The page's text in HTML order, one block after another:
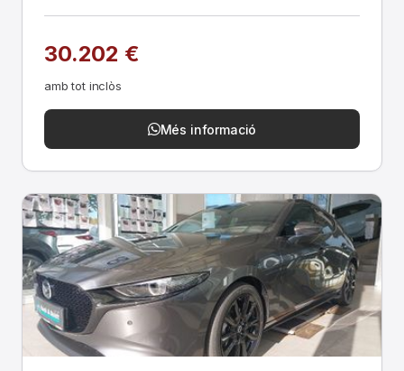
30.202 €
amb tot inclòs
Més informació